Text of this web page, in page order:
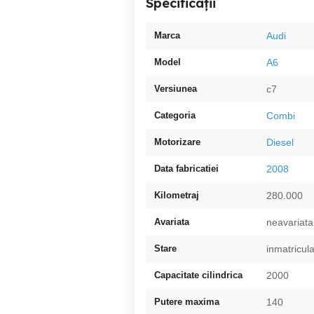
Marca Audi
Model A6
Versiunea c7
Categoria Combi
Motorizare Diesel
Data fabricatiei 2008
Kilometraj 280.000
Avariata neavariata
Stare
Capacitate cilindrica 2000
Putere maxima 140